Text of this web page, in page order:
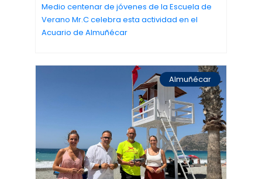
Medio centenar de jóvenes de la Escuela de
Verano Mr.C celebra esta actividad en el
Acuario de Almuñécar
Almuñécar